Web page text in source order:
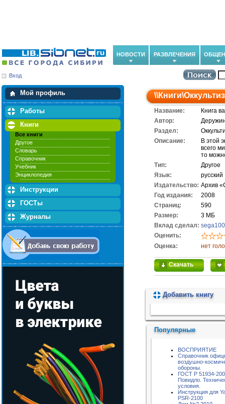
НОВОСТИ РАЗВЛЕЧЕНИЯ
Вход
Мой профиль
Мои закладки
Работы
Книги
Все книги
Другое
Словарь
Справочник
Учебник
Энциклопедия
Инструкции
ГОСТы
Журналы
\\Книги\
Название:
Книга
Автор:
Раздел:
Описание:
В этой
всего
то
Тип:
Другое
Язык:
русский
Издательство: Архив
Год издания:
2008
Cтраниц:
590
Размер:
3 МБ
Вклад сделал: sega100
Оценить:
Оценка:
нет
Скачать
Добавить книгу
Популярные
ВОСПРИЯТИЕ
Справочник
воздушно-
обороны.
ГОСТ Р 51934-
Повидло.
условия.
Инструкция для
PSR-2100